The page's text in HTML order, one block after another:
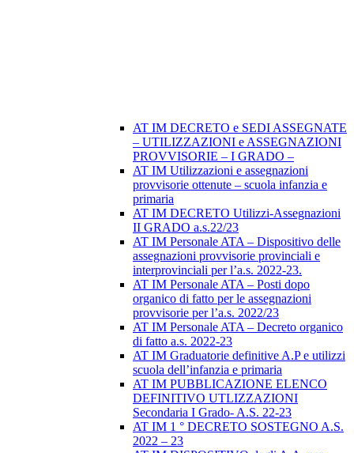
AT IM DECRETO e SEDI ASSEGNATE
– UTILIZZAZIONI e ASSEGNAZIONI
PROVVISORIE – I GRADO –
AT IM Utilizzazioni e assegnazioni
provvisorie ottenute – scuola infanzia e
primaria
AT IM DECRETO Utilizzi-Assegnazioni
II GRADO a.s.22/23
AT IM Personale ATA – Dispositivo delle
assegnazioni provvisorie provinciali e
interprovinciali per l’a.s. 2022-23.
AT IM Personale ATA – Posti dopo
organico di fatto per le assegnazioni
provvisorie per l’a.s. 2022/23
AT IM Personale ATA – Decreto organico
di fatto a.s. 2022-23
AT IM Graduatorie definitive A.P e utilizzi
scuola dell’infanzia e primaria
AT IM PUBBLICAZIONE ELENCO
DEFINITIVO UTLIZZAZIONI
Secondaria I Grado- A.S. 22-23
AT IM 1 ° DECRETO SOSTEGNO A.S.
2022 – 23